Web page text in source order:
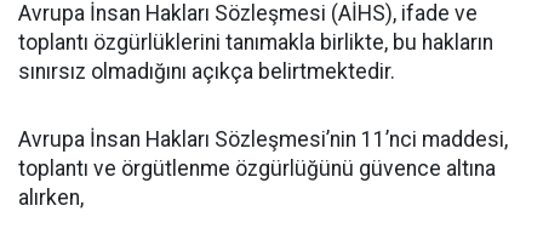
Avrupa İnsan Hakları Sözleşmesi (AİHS), ifade ve
toplantı özgürlüklerini tanımakla birlikte, bu hakların
sınırsız olmadığını açıkça belirtmektedir.
Avrupa İnsan Hakları Sözleşmesi’nin 11’nci maddesi,
toplantı ve örgütlenme özgürlüğünü güvence altına
alırken,